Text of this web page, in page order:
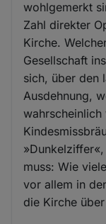
wohlgemerkt
Zahl direkter
Kirche.
Gesellschaft
sich, über den
Ausdehnung,
muss: Wie
vor allem in
die Kirche